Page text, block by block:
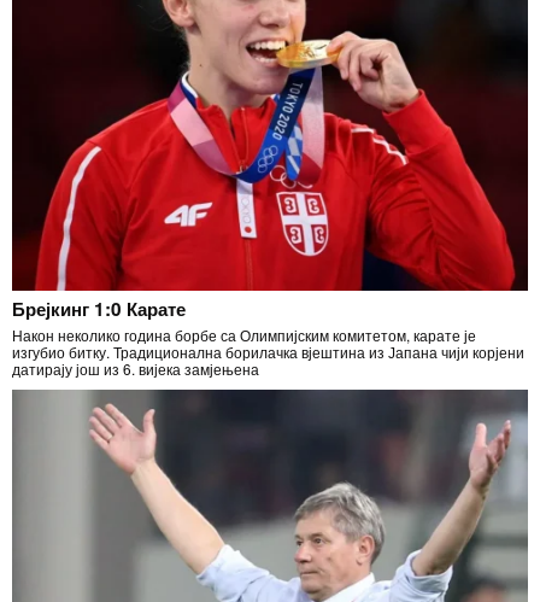
Брејкинг 1:0 Карате
Након неколико година борбе са Олимпијским комитетом, карате је
изгубио битку. Традиционална борилачка вјештина из Јапана чији корјени
датирају још из 6. вијека замјењена